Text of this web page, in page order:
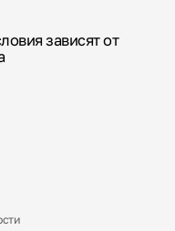
зависят от